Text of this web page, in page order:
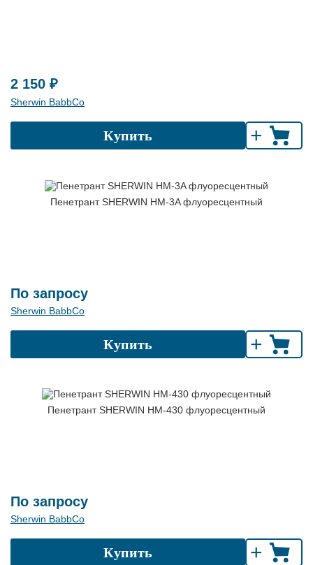
2 150 ₽
Sherwin BabbCo
Купить +
Пенетрант SHERWIN HM-3A флуоресцентный
По запросу
Sherwin BabbCo
Купить +
Пенетрант SHERWIN HM-430 флуоресцентный
По запросу
Sherwin BabbCo
Купить +